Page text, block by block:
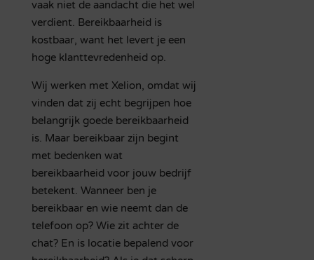
vaak niet de aandacht die het wel
verdient. Bereikbaarheid is
kostbaar, want het levert je een
hoge klanttevredenheid op.
Wij werken met Xelion, omdat wij
vinden dat zij echt begrijpen hoe
belangrijk goede bereikbaarheid
is. Maar bereikbaar zijn begint
met bedenken wat
bereikbaarheid voor jouw bedrijf
betekent. Wanneer ben je
bereikbaar en wie neemt dan de
telefoon op? Wie zit achter de
chat? En is locatie bepalend voor